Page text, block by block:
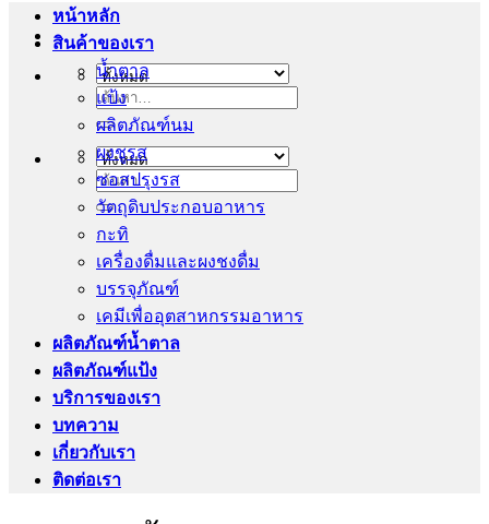
ค้นหา:
ค้นหา:
หน้าหลัก
สินค้าของเรา
น้ำตาล
แป้ง
ผลิตภัณฑ์นม
ผงชูรส
ซอสปรุงรส
วัตถุดิบประกอบอาหาร
กะทิ
เครื่องดื่มและผงชงดื่ม
บรรจุภัณฑ์
เคมีเพื่ออุตสาหกรรมอาหาร
ผลิตภัณฑ์น้ำตาล
ผลิตภัณฑ์แป้ง
บริการของเรา
บทความ
เกี่ยวกับเรา
ติดต่อเรา